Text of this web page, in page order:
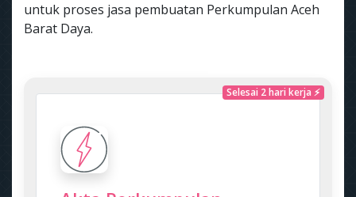
untuk proses jasa pembuatan Perkumpulan Aceh
Barat Daya.
Selesai 2 hari kerja ⚡